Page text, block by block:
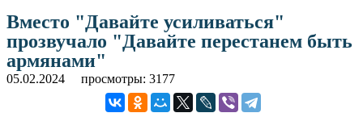
Вместо "Давайте усиливаться"
прозвучало "Давайте перестанем быть
армянами"
05.02.2024 просмотры: 3177